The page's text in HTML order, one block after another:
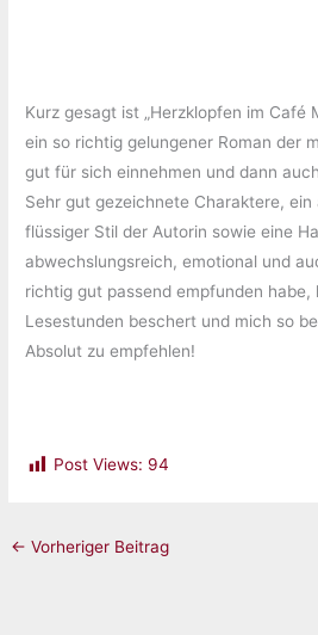
Kurz gesagt ist „Herzklopfen im Café
ein so richtig gelungener Roman der
gut für sich einnehmen und dann
Sehr gut gezeichnete Charaktere,
flüssiger Stil der Autorin sowie eine
abwechslungsreich, emotional und
richtig gut passend empfunden habe,
Lesestunden beschert und mich so
Absolut zu empfehlen!
Post Views: 94
← Vorheriger Beitrag